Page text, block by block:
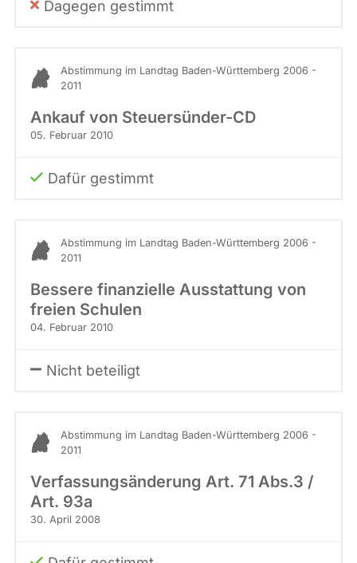
Dagegen gestimmt
Abstimmung im Landtag Baden-Württemberg 2006 -
2011
Ankauf von Steuersünder-CD
05. Februar 2010
Dafür gestimmt
Abstimmung im Landtag Baden-Württemberg 2006 -
2011
Bessere finanzielle Ausstattung von
freien Schulen
04. Februar 2010
Nicht beteiligt
Abstimmung im Landtag Baden-Württemberg 2006 -
2011
Verfassungsänderung Art. 71 Abs.3 /
Art. 93a
30. April 2008